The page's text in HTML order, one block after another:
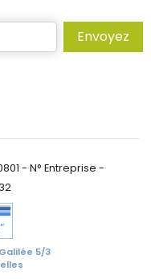
Envoyez
- N° Entreprise -
5/3